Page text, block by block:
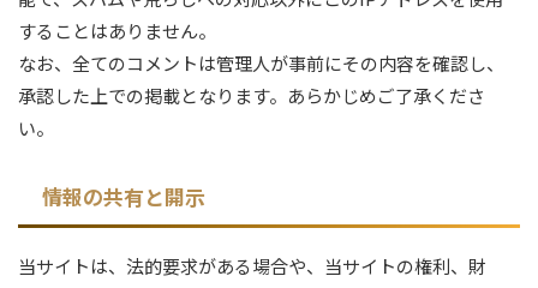
することはありません。
なお、全てのコメントは管理人が事前にその内容を確認し、
承認した上での掲載となります。あらかじめご了承くださ
い。
情報の共有と開示
当サイトは、法的要求がある場合や、当サイトの権利、財